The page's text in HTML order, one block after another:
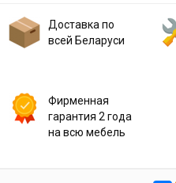
Доставка по
всей Беларуси
Фирменная
гарантия 2 года
на всю мебель